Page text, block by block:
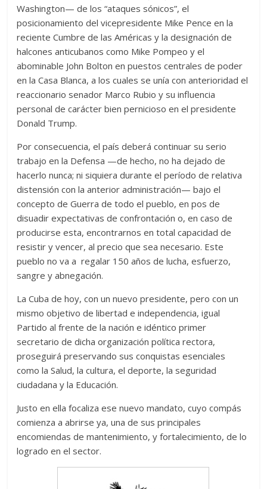
Washington— de los “ataques sónicos”, el
posicionamiento del vicepresidente Mike Pence en la
reciente Cumbre de las Américas y la designación de
halcones anticubanos como Mike Pompeo y el
abominable John Bolton en puestos centrales de poder
en la Casa Blanca, a los cuales se unía con anterioridad el
reaccionario senador Marco Rubio y su influencia
personal de carácter bien pernicioso en el presidente
Donald Trump.
Por consecuencia, el país deberá continuar su serio
trabajo en la Defensa —de hecho, no ha dejado de
hacerlo nunca; ni siquiera durante el período de relativa
distensión con la anterior administración— bajo el
concepto de Guerra de todo el pueblo, en pos de
disuadir expectativas de confrontación o, en caso de
producirse esta, encontrarnos en total capacidad de
resistir y vencer, al precio que sea necesario. Este
pueblo no va a regalar 150 años de lucha, esfuerzo,
sangre y abnegación.
La Cuba de hoy, con un nuevo presidente, pero con un
mismo objetivo de libertad e independencia, igual
Partido al frente de la nación e idéntico primer
secretario de dicha organización política rectora,
proseguirá preservando sus conquistas esenciales
como la Salud, la cultura, el deporte, la seguridad
ciudadana y la Educación.
Justo en ella focaliza ese nuevo mandato, cuyo compás
comienza a abrirse ya, una de sus principales
encomiendas de mantenimiento, y fortalecimiento, de lo
logrado en el sector.